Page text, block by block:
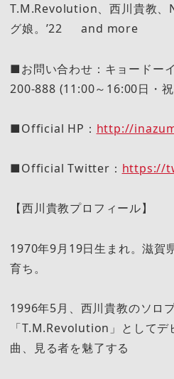
T.M.Revolution、西川貴教
グ娘。’22 and more
■お問い合わせ：キョードー
200-888 (11:00～16:00日・
■Official HP： http://
■Official Twitter： https://
【西川貴教プロフィール】
1970年9月19日生まれ。滋賀
育ち。
1996年5月、西川貴教のソロ
「T.M.Revolution」としてデ
曲、見る者を魅了する